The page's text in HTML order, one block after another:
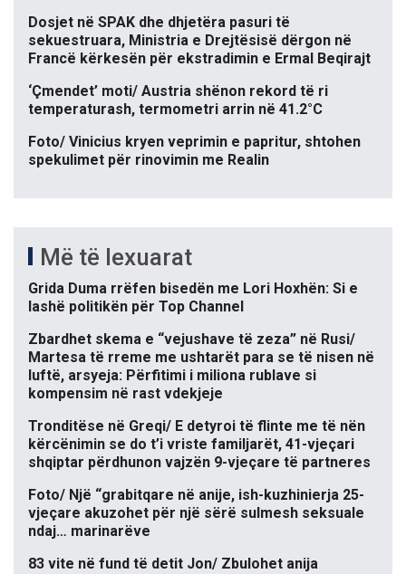
Dosjet në SPAK dhe dhjetëra pasuri të
sekuestruara, Ministria e Drejtësisë dërgon në
Francë kërkesën për ekstradimin e Ermal Beqirajt
‘Çmendet’ moti/ Austria shënon rekord të ri
temperaturash, termometri arrin në 41.2°C
Foto/ Vinicius kryen veprimin e papritur, shtohen
spekulimet për rinovimin me Realin
Më të lexuarat
Grida Duma rrëfen bisedën me Lori Hoxhën: Si e
lashë politikën për Top Channel
Zbardhet skema e “vejushave të zeza” në Rusi/
Martesa të rreme me ushtarët para se të nisen në
luftë, arsyeja: Përfitimi i miliona rublave si
kompensim në rast vdekjeje
Tronditëse në Greqi/ E detyroi të flinte me të nën
kërcënimin se do t’i vriste familjarët, 41-vjeçari
shqiptar përdhunon vajzën 9-vjeçare të partneres
Foto/ Një “grabitqare në anije, ish-kuzhinierja 25-
vjeçare akuzohet për një sërë sulmesh seksuale
ndaj… marinarëve
83 vite në fund të detit Jon/ Zbulohet anija